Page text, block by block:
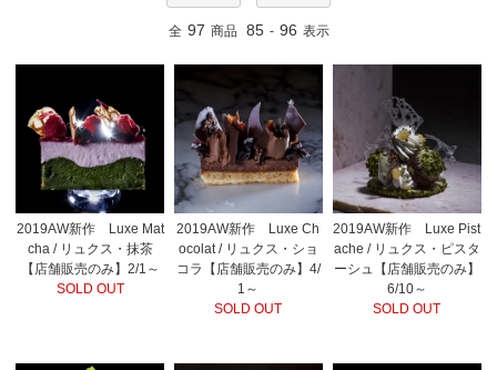
全 97 商品 85 - 96 表示
2019AW新作 Luxe Mat
cha / リュクス・抹茶
【店舗販売のみ】2/1～
SOLD OUT
2019AW新作 Luxe Ch
ocolat / リュクス・ショ
コラ【店舗販売のみ】4/
1～
SOLD OUT
2019AW新作 Luxe Pist
ache / リュクス・ピスタ
ーシュ【店舗販売のみ】
6/10～
SOLD OUT